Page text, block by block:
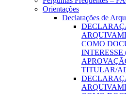
Orientações
Declarações de
COMO
INTERESSE
TITULAR/